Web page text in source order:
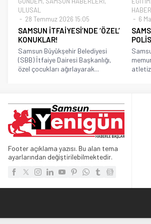
ULUSAL
28 Temmuz 2026 15:05
SAMSUN İTFAİYESİ’NDE ‘ÖZEL’
KONUKLAR!
Samsun Büyükşehir Belediyesi
(SBB) İtfaiye Dairesi Başkanlığı,
özel çocukları ağırlayarak...
6
Footer açıklama yazısı. Bu alan tema
ayarlarından değiştirilebilmektedir.